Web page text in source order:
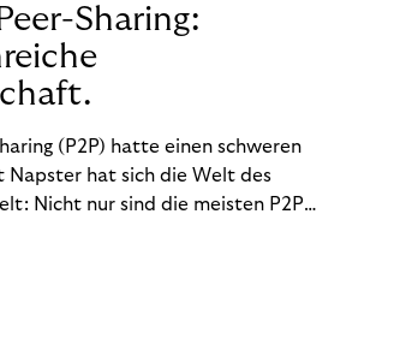
Sharing:
(P2P) hatte einen schweren
Napster hat sich die Welt des
Nicht nur sind die meisten P2P-
Das bietet Unternehmen